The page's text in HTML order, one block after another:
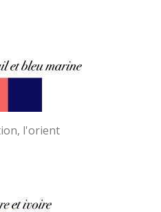
l'orient